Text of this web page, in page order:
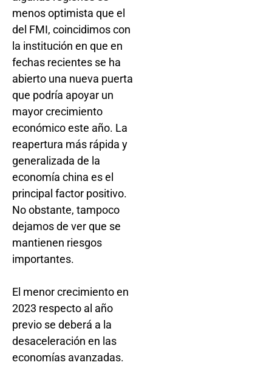
menos optimista que el
del FMI, coincidimos con
la institución en que en
fechas recientes se ha
abierto una nueva puerta
que podría apoyar un
mayor crecimiento
económico este año. La
reapertura más rápida y
generalizada de la
economía china es el
principal factor positivo.
No obstante, tampoco
dejamos de ver que se
mantienen riesgos
importantes.
El menor crecimiento en
2023 respecto al año
previo se deberá a la
desaceleración en las
economías avanzadas.